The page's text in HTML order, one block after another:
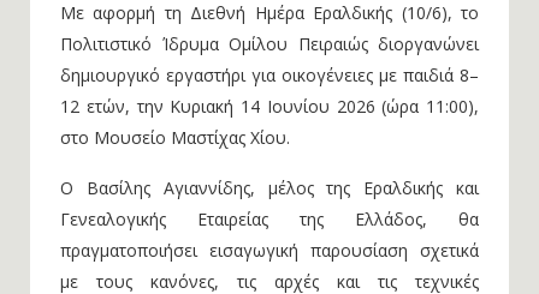
Με αφορμή τη Διεθνή Ημέρα Εραλδικής (10/6), το
Πολιτιστικό Ίδρυμα Ομίλου Πειραιώς διοργανώνει
δημιουργικό εργαστήρι για οικογένειες με παιδιά 8–
12 ετών, την Κυριακή 14 Ιουνίου 2026 (ώρα 11:00),
στο Μουσείο Μαστίχας Χίου.
Ο Βασίλης Αγιαννίδης, μέλος της Εραλδικής και
Γενεαλογικής Εταιρείας της Ελλάδος, θα
πραγματοποιήσει εισαγωγική παρουσίαση σχετικά
με τους κανόνες, τις αρχές και τις τεχνικές